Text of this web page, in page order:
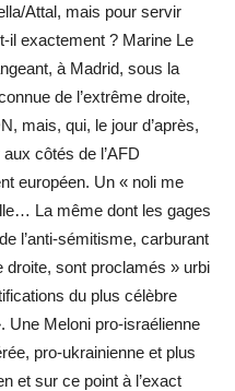
Attal, mais pour servir
il exactement ? Marine Le
à Madrid, sous la
de l’extrême droite,
mais, qui, le jour d’après,
côtés de l’AFD
européen. Un « noli me
La même dont les gages
l’anti-sémitisme, carburant
droite, sont proclamés » urbi
du plus célèbre
Une Meloni pro-israélienne
pro-ukrainienne et plus
et sur ce point à l’exact